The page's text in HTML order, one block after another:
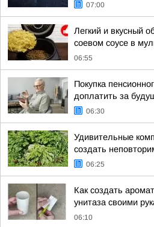
07:00
Легкий и вкусный
соевом соусе в
06:55
Покупка
доплатить за
06:30
Удивительные
создать
06:25
Как создать
унитаза своими
06:10